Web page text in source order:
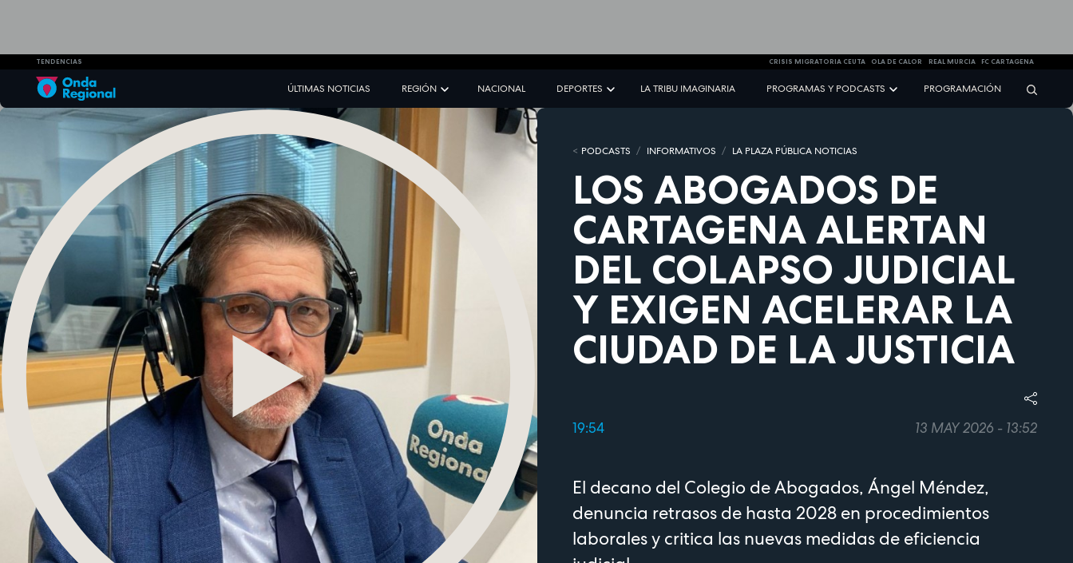
TENDENCIAS CRISIS MIGRATORIA CEUTA OLA DE CALOR REAL MURCIA FC CARTAGENA
ÚLTIMAS NOTICIAS REGIÓN NACIONAL DEPORTES LA TRIBU IMAGINARIA PROGRAMAS Y PODCASTS PROGRAMACIÓN
PODCASTS INFORMATIVOS LA PLAZA PÚBLICA NOTICIAS
LOS ABOGADOS DE
CARTAGENA ALERTAN
DEL COLAPSO JUDICIAL
Y EXIGEN ACELERAR LA
CIUDAD DE LA JUSTICIA
19:54 13 MAY 2026 - 13:52
El decano del Colegio de Abogados, Ángel Méndez,
denuncia retrasos de hasta 2028 en procedimientos
laborales y critica las nuevas medidas de eficiencia